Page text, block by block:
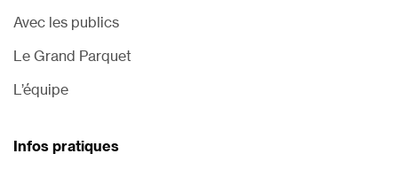
Avec les publics
Le Grand Parquet
L’équipe
Infos pratiques